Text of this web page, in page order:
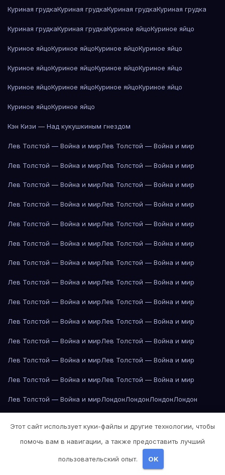
Куриная грудкаКуриная грудкаКуриная грудкаКуриная грудка
Куриная грудкаКуриная грудкаКуриное яйцоКуриное яйцо
Куриное яйцоКуриное яйцоКуриное яйцоКуриное яйцо
Куриное яйцоКуриное яйцоКуриное яйцоКуриное яйцо
Куриное яйцоКуриное яйцоКуриное яйцоКуриное яйцо
Куриное яйцоКуриное яйцо
Кэн Кизи — Над кукушкиным гнездом
Лев Толстой — Война и мирЛев Толстой — Война и мир
Лев Толстой — Война и мирЛев Толстой — Война и мир
Лев Толстой — Война и мирЛев Толстой — Война и мир
Лев Толстой — Война и мирЛев Толстой — Война и мир
Лев Толстой — Война и мирЛев Толстой — Война и мир
Лев Толстой — Война и мирЛев Толстой — Война и мир
Лев Толстой — Война и мирЛев Толстой — Война и мир
Лев Толстой — Война и мирЛев Толстой — Война и мир
Лев Толстой — Война и мирЛев Толстой — Война и мир
Лев Толстой — Война и мирЛев Толстой — Война и мир
Лев Толстой — Война и мирЛев Толстой — Война и мир
Лев Толстой — Война и мирЛев Толстой — Война и мир
Лев Толстой — Война и мирЛев Толстой — Война и мир
Лев Толстой — Война и мирЛондонЛондонЛондонЛондон
Лос-Анджелес
Лос-АнджелесЛос-АнджелесЛос-Анджелес
Этот сайт использует куки-файлы и другие технологии, чтобы
помочь вам в навигации, а также предоставить лучший
пользовательский опыт. OK